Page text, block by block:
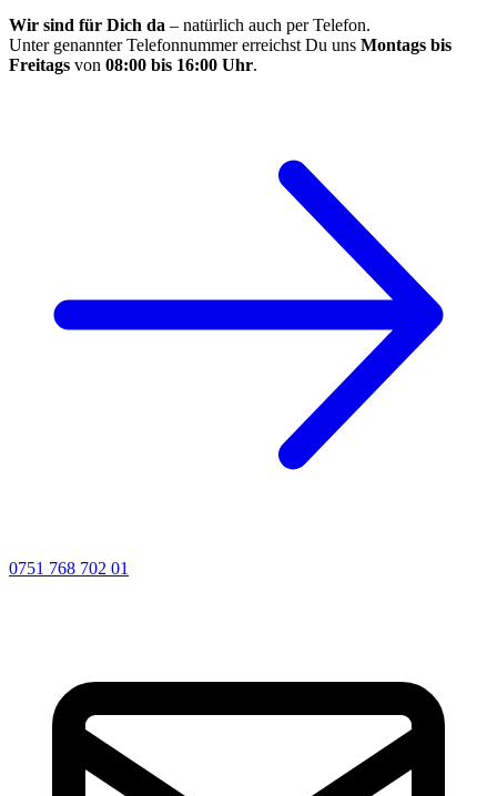
Wir sind für Dich da – natürlich auch per Telefon.
Unter genannter Telefonnummer erreichst Du uns Montags bis
Freitags von 08:00 bis 16:00 Uhr.
0751 768 702 01